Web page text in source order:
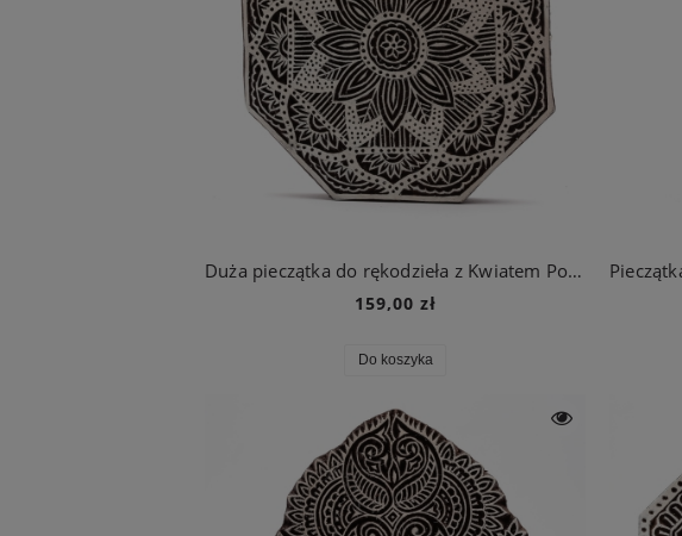
Duża pieczątka do rękodzieła z Kwiatem Pośrodku
159,00 zł
Do koszyka